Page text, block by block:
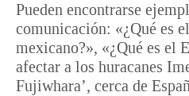
Pueden encontrarse
comunicación: «¿Qué es
mexicano?», «¿Qué es el
afectar a los huracanes
Fujiwhara’, cerca de